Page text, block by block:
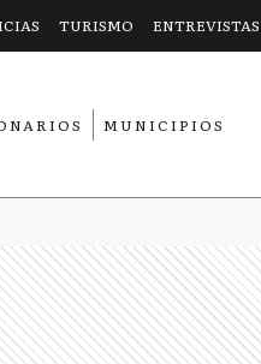
TURISMO ENTREVISTAS
MUNICIPIOS